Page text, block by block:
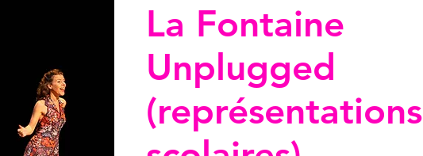
La Fontaine
Unplugged
(représentations